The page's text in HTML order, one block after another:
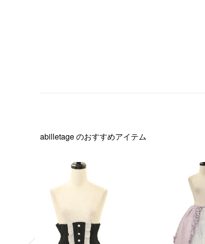
abilletageのおすすめアイテム